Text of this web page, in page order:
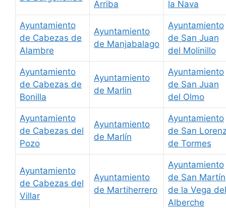
Arriba la Nava
Ayuntamiento
de Cabezas de
Alambre
Ayuntamiento
de Manjabalago
Ayuntamiento
de San Juan
del Molinillo
Ayuntamiento
de Cabezas de
Bonilla
Ayuntamiento
de Marlin
Ayuntamiento
de San Juan
del Olmo
Ayuntamiento
de Cabezas del
Pozo
Ayuntamiento
de Marlín
Ayuntamiento
de San
de Tormes
Ayuntamiento
de Cabezas del
Villar
Ayuntamiento
de Martiherrero
Ayuntamiento
de San Martín
de la Vega del
Alberche